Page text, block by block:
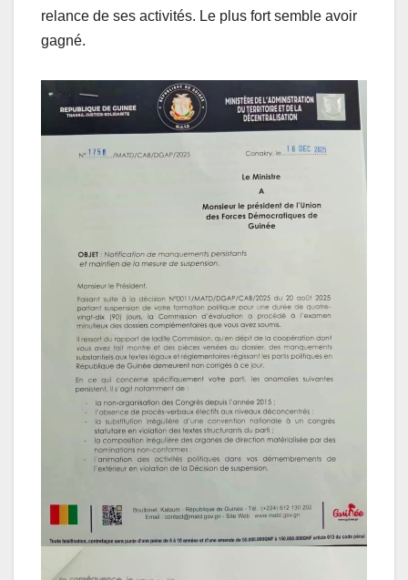
relance de ses activités. Le plus fort semble avoir
gagné.